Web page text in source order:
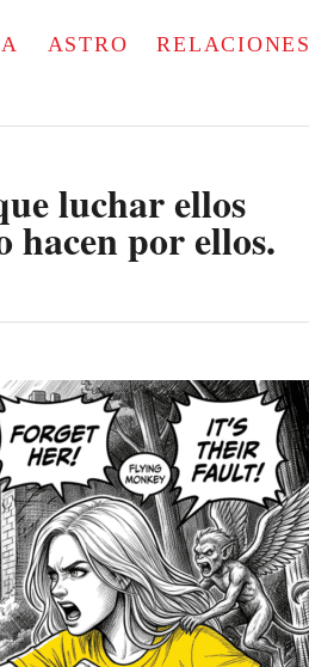
ASTRO RELACIONES
luchar ellos
hacen por ellos.